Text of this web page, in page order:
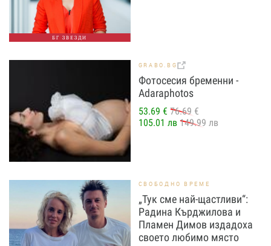
БГ ЗВЕЗДИ
GRABO.BG
Фотосесия бременни -
Adaraphotos
53.69 € 76.69 €
105.01 лв 149.99 лв
СВОБОДНО ВРЕМЕ
„Тук сме най-щастливи“:
Радина Кърджилова и
Пламен Димов издадоха
своето любимо място